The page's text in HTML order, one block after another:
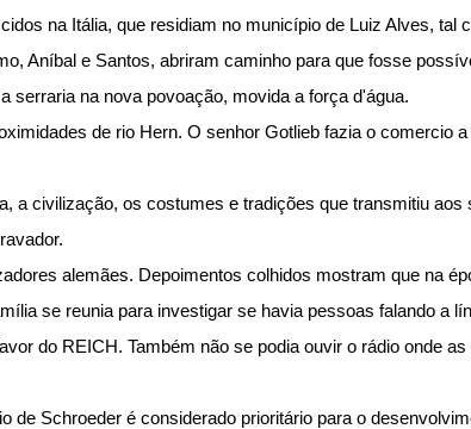
na Itália, que residiam no município de Luiz Alves, tal
Aníbal e Santos, abriram caminho para que fosse
serraria na nova povoação, movida a força d'água.
de rio Hern. O senhor Gotlieb fazia o comercio
a civilização, os costumes e tradições que transmitiu
alemães. Depoimentos colhidos mostram que na
se reunia para investigar se havia pessoas falando a
do REICH. Também não se podia ouvir o rádio onde
Schroeder é considerado prioritário para o